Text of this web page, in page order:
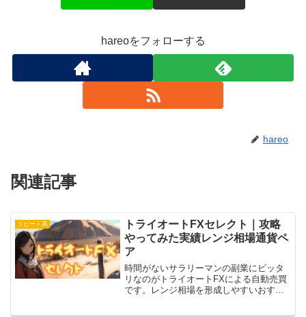
hareoをフォローする
hareo
関連記事
リピート系
トライオートFXセレクト｜攻略
やってみた実績レンジ相場通貨ペ
ア
時間がないサラリーマンの副業にピッタ
リなのがトライオートFXによる自動売買
です。レンジ相場を形成しやすいおすす